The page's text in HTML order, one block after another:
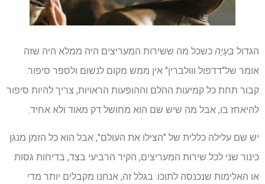
הגדול בְּעָיָה כשכל מה ששירות המעריצים היה ממלא היה שזה
אומר של"דדפול ווולברין" אין ממש מקום לנשום ולספר סיפור.
קבור תחת כל קמיעות ההלם וההופעות הראויות, צריך להיות סיפור
להיאחז בו, אבל מה שיש שם הוא מחושל דק מאוד ולא אחיד.
יש שם עלילה כללית של "הצילו את העולם", אבל הוא כל הזמן מנגן
כינור שני לכל שירות המעריצים, הקיר הרביעי בצד, בדיחות גסות
או האלימות שנכנסה לתוכו. בגלל זה, אנחנו מקבלים יותר מדי